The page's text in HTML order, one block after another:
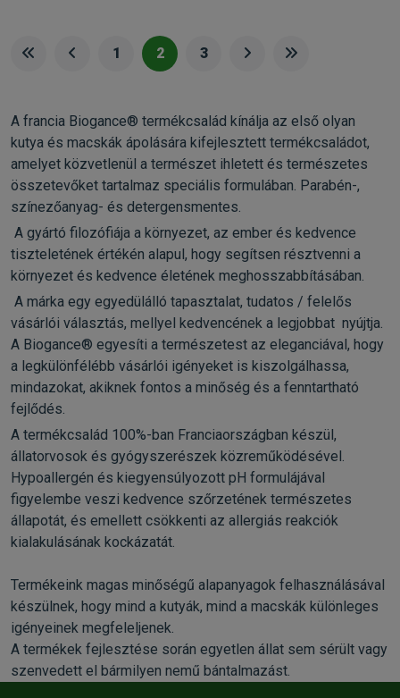
1 2 3
A francia Biogance® termékcsalád kínálja az első olyan
kutya és macskák ápolására kifejlesztett termékcsaládot,
amelyet közvetlenül a természet ihletett és természetes
összetevőket tartalmaz speciális formulában. Parabén-,
színezőanyag- és detergensmentes.
A gyártó filozófiája a környezet, az ember és kedvence
tiszteletének értékén alapul, hogy segítsen résztvenni a
környezet és kedvence életének meghosszabbításában.
A márka egy egyedülálló tapasztalat, tudatos / felelős
vásárlói választás, mellyel kedvencének a legjobbat nyújtja.
A Biogance® egyesíti a természetest az eleganciával, hogy
a legkülönfélébb vásárlói igényeket is kiszolgálhassa,
mindazokat, akiknek fontos a minőség és a fenntartható
fejlődés.
A termékcsalád 100%-ban Franciaországban készül,
állatorvosok és gyógyszerészek közreműködésével.
Hypoallergén és kiegyensúlyozott pH formulájával
figyelembe veszi kedvence szőrzetének természetes
állapotát, és emellett csökkenti az allergiás reakciók
kialakulásának kockázatát.
Termékeink magas minőségű alapanyagok felhasználásával
készülnek, hogy mind a kutyák, mind a macskák különleges
igényeinek megfeleljenek.
A termékek fejlesztése során egyetlen állat sem sérült vagy
szenvedett el bármilyen nemű bántalmazást.